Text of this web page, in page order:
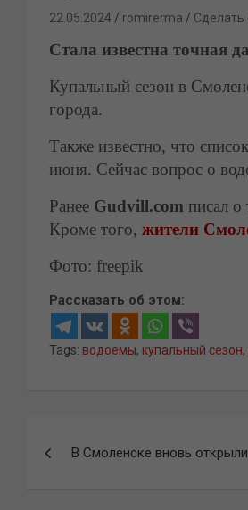
22.05.2024 romirerma Сделать
Стала известна точная
Купальный сезон в
города.
Также известно, что
июня. Сейчас вопрос о
Ранее Gudvill.com писал о
Кроме того, жители
Фото: freepik
Рассказать об этом:
Tags: водоемы, купальный сезон,
В Смоленске вновь